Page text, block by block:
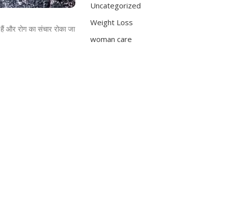
और रोग का संचार रोका जा
Uncategorized
Weight Loss
woman care